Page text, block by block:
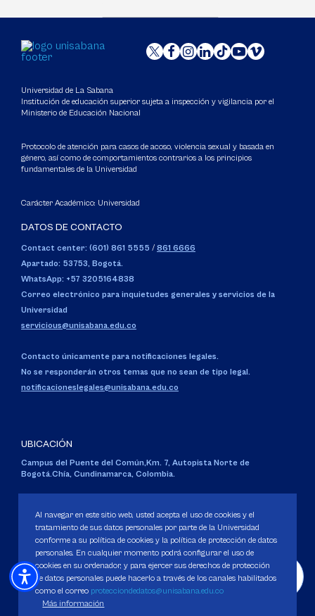
Universidad de La Sabana
Institución de educación superior sujeta a inspección y vigilancia por el
Ministerio de Educación Nacional
Protocolo de atención para casos de acoso, violencia sexual y basada en
género, así como de comportamientos contrarios a los principios
fundamentales de la Universidad
Carácter Académico: Universidad
DATOS DE CONTACTO
Contact center: (601) 861 5555 / 861 6666
Apartado: 53753, Bogotá.
WhatsApp: +57 3205164838
Correo electrónico para inquietudes generales y servicios de la
Universidad
servicious@unisabana.edu.co
Contacto únicamente para notificaciones legales.
No se responderán otros temas que no sean de tipo legal.
notificacioneslegales@unisabana.edu.co
UBICACIÓN
Campus del Puente del Común,Km. 7, Autopista Norte de
Bogotá.Chía, Cundinamarca, Colombia.
Personería Jurídica:Resolución 130 del 14 de enero de 1980.
Ministerio de Educación Nacional.
Política de Protección de datos
Al navegar en este sitio web, usted acepta el uso de cookies y el
tratamiento de sus datos personales por parte de la Universidad
conforme a su política de cookies y la política de protección de datos
personales. En cualquier momento podrá configurar el uso de
cookies en su ordenador, y para ejercer sus derechos de protección
de datos personales puede hacerlo a través de los canales habilitados
como el correo protecciondedatos@unisabana.edu.co
Más información